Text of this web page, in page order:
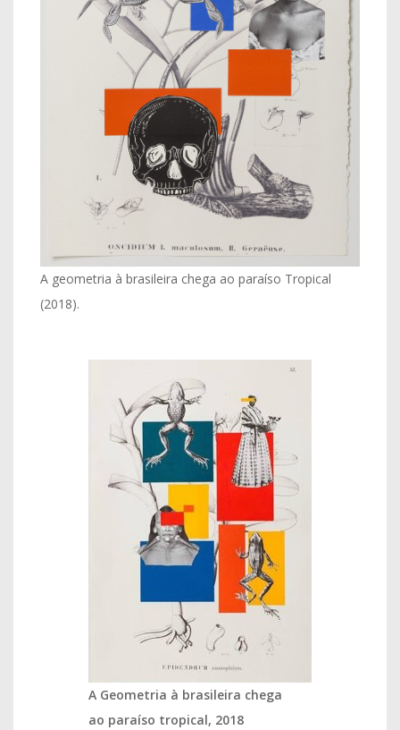
A geometria à brasileira chega ao paraíso Tropical
(2018).
A Geometria à brasileira chega
ao paraíso tropical, 2018